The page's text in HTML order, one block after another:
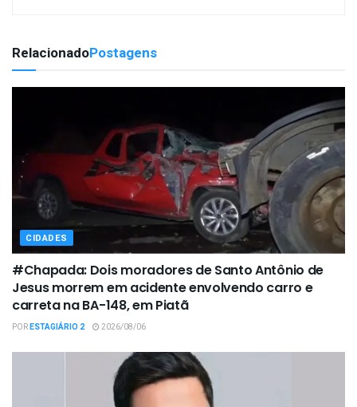
RelacionadoPostagens
CIDADES
#Chapada: Dois moradores de Santo Antônio de
Jesus morrem em acidente envolvendo carro e
carreta na BA-148, em Piatã
PORESTAGIÁRIO 2 2026/08/06